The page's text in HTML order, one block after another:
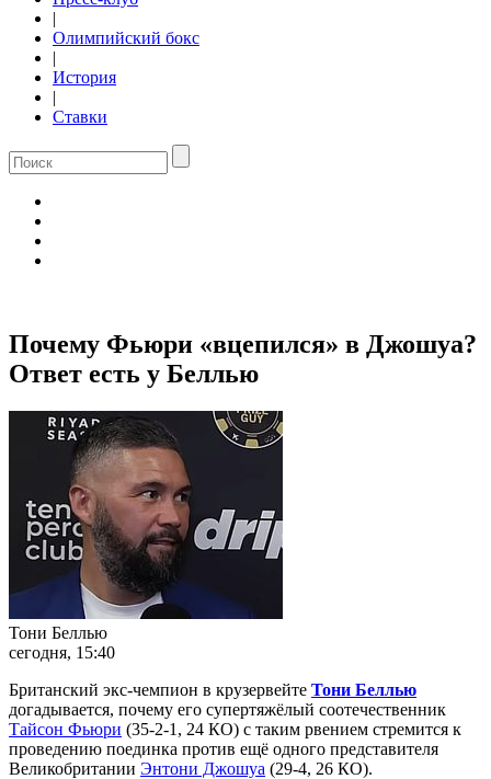
|
Олимпийский бокс
|
История
|
Ставки
Почему Фьюри «вцепился» в Джошуа?
Ответ есть у Беллью
Тони Беллью
сегодня, 15:40
Британский экс-чемпион в крузервейте Тони Беллью
догадывается, почему его супертяжёлый соотечественник
Тайсон Фьюри (35-2-1, 24 КО) с таким рвением стремится к
проведению поединка против ещё одного представителя
Великобритании Энтони Джошуа (29-4, 26 КО).